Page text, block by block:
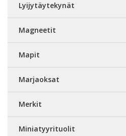
Lyijytäytekynät
Magneetit
Mapit
Marjaoksat
Merkit
Miniatyyrituolit